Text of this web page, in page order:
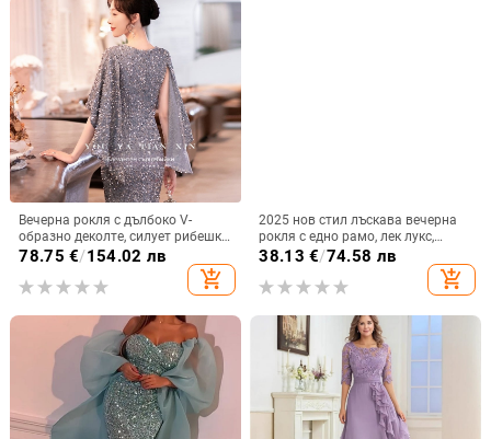
Вечерна рокля с дълбоко V-
образно деколте, силует рибешка
опашка, без ръкави, дълга пола,
78.75 €/154.02 лв
add_shopping_cart
2025 нов стил лъскава вечерна
рокля с едно рамо, лек лукс,
нишова, тънка, висок клас,
водеща, висок клас тост рокля
38.13 €/74.58 лв
add_shopping_cart